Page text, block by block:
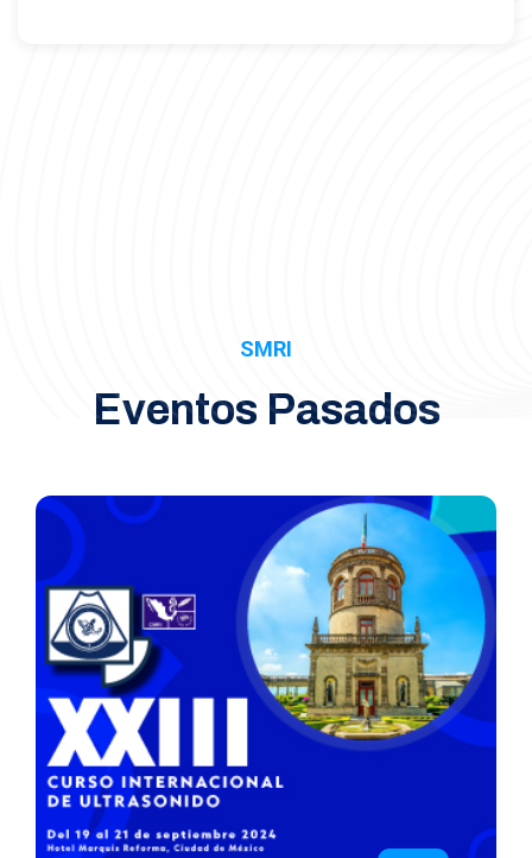
SMRI
Eventos Pasados